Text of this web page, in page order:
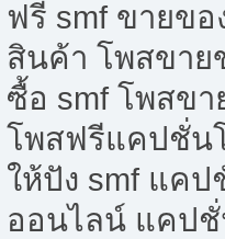
ฟรี smf ขายข
สินค้า โพสขาย
ซื้อ smf โพสข
โพสฟรีแคปชั่น
ให้ปัง smf แค
ออนไลน์ แคป